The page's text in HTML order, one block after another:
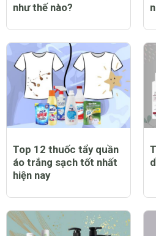
như thế nào?
Top 12 thuốc tẩy quần
áo trắng sạch tốt nhất
hiện nay